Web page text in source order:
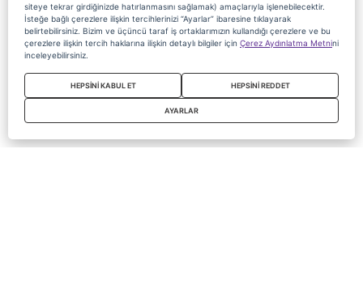
siteye tekrar girdiğinizde hatırlanmasını sağlamak) amaçlarıyla işlenebilecektir.
İsteğe bağlı çerezlere ilişkin tercihlerinizi “Ayarlar” ibaresine tıklayarak
belirtebilirsiniz. Bizim ve üçüncü taraf iş ortaklarımızın kullandığı çerezlere ve bu
çerezlere ilişkin tercih haklarına ilişkin detaylı bilgiler için Çerez Aydınlatma Metnini
inceleyebilirsiniz.
HEPSİNİ KABUL ET HEPSİNİ REDDET
AYARLAR